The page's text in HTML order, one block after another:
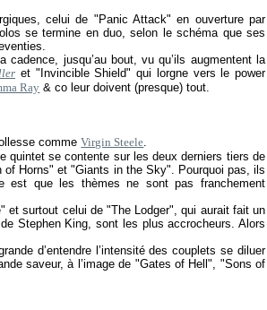
celui de "Panic Attack" en ouverture par
se termine en duo, selon le schéma que ses
jusqu’au bout, vu qu’ils augmentent la
et "Invincible Shield" qui lorgne vers le power
Ray & co leur doivent (presque) tout.
commeVirgin Steele.
se contente sur les deux derniers tiers de
of Horns" et "Giants in the Sky". Pourquoi pas, ils
est que les thèmes ne sont pas franchement
surtout celui de "The Lodger", qui aurait fait un
Stephen King, sont les plus accrocheurs. Alors
d’entendre l’intensité des couplets se diluer
saveur, à l’image de "Gates of Hell", "Sons of